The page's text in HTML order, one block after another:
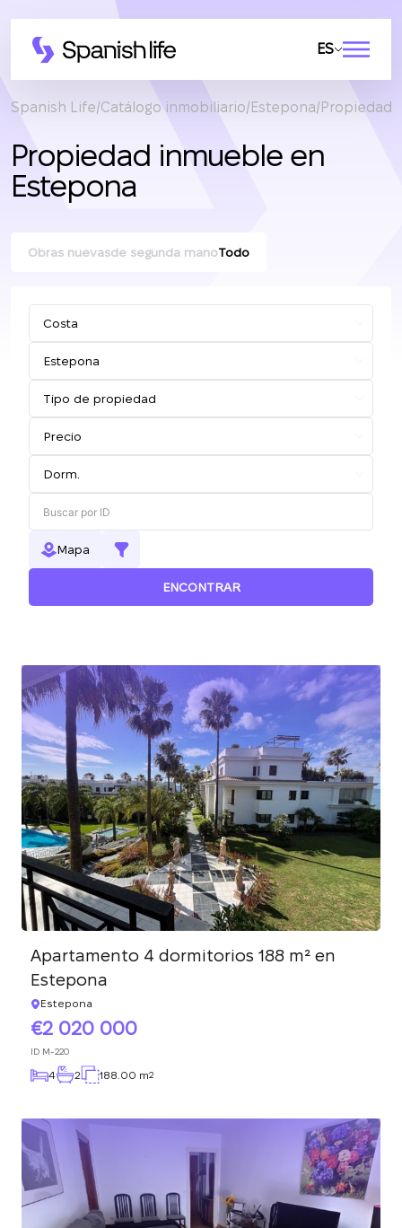
ES
Spanish Life Catálogo inmobiliario Estepona Propiedad
Propiedad inmueble en
Estepona
Obras nuevasde segunda manoTodo
Mapa
ENCONTRAR
Apartamento 4 dormitorios 188 m² en
Estepona
Estepona
2 020 000
ID M-220
4 2 188.00 m2